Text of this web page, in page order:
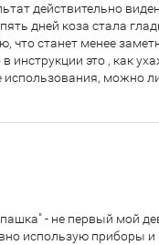
действительно
дней коза стала
что станет менее
инструкции это , как
использования, можно
- не первый мой
использую приборы и